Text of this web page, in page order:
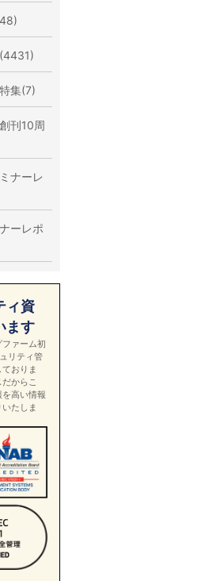
集(7)
刊10周
ナーレ
ーレポ
ィ資
ます
ァーム初
リティ管
おりま
からこ
高い情報
たしま